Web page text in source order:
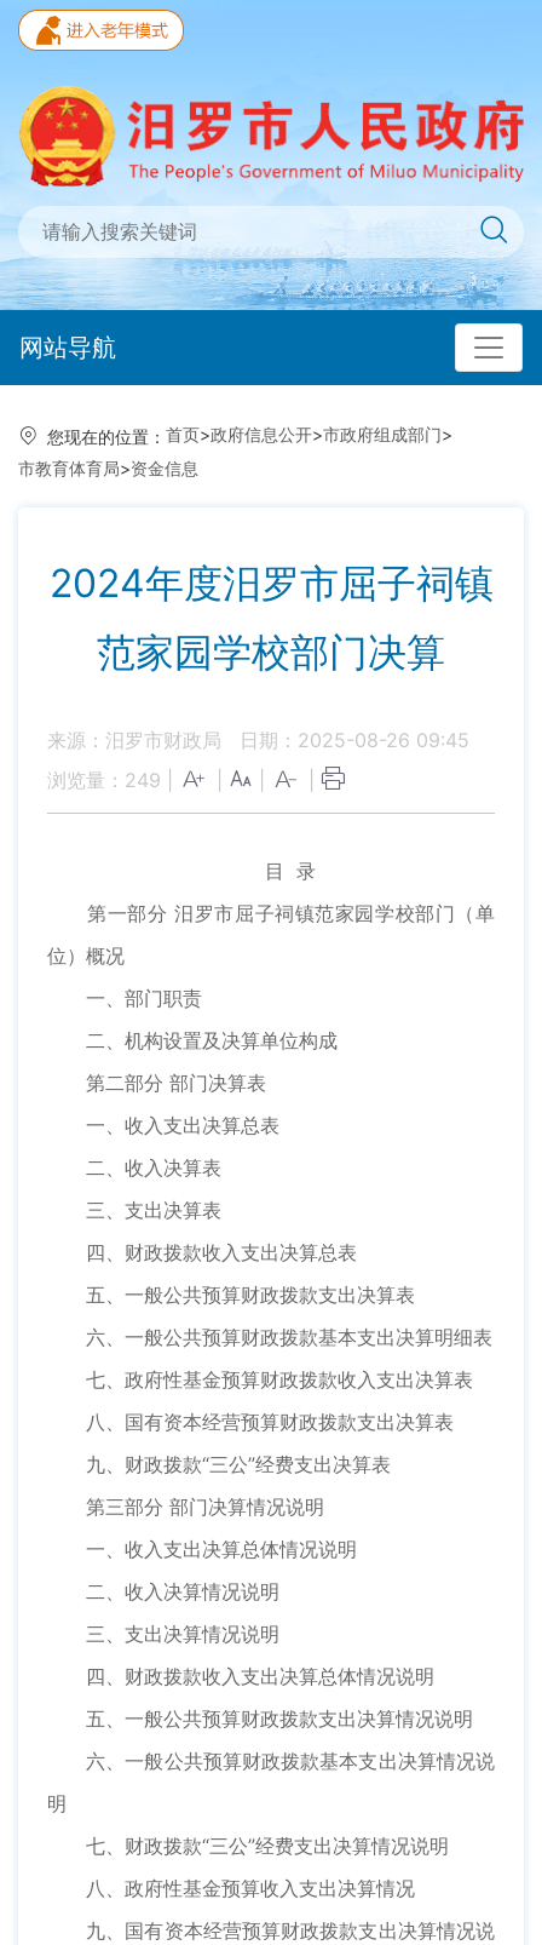
网站导航
您现在的位置： 首页>政府信息公开>市政府组成部门>
市教育体育局>资金信息
2024年度汨罗市屈子祠镇
范家园学校部门决算
来源：汨罗市财政局
日期：2025-08-26 09:45
浏览量： 249
目 录
第一部分 汨罗市屈子祠镇范家园学校部门（单
位）概况
一、部门职责
二、机构设置及决算单位构成
第二部分 部门决算表
一、收入支出决算总表
二、收入决算表
三、支出决算表
四、财政拨款收入支出决算总表
五、一般公共预算财政拨款支出决算表
六、一般公共预算财政拨款基本支出决算明细表
七、政府性基金预算财政拨款收入支出决算表
八、国有资本经营预算财政拨款支出决算表
九、财政拨款“三公”经费支出决算表
第三部分 部门决算情况说明
一、收入支出决算总体情况说明
二、收入决算情况说明
三、支出决算情况说明
四、财政拨款收入支出决算总体情况说明
五、一般公共预算财政拨款支出决算情况说明
六、一般公共预算财政拨款基本支出决算情况说
明
七、财政拨款“三公”经费支出决算情况说明
八、政府性基金预算收入支出决算情况
九、国有资本经营预算财政拨款支出决算情况说